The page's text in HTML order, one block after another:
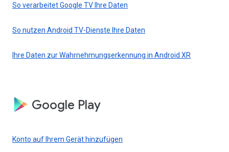
So verarbeitet Google TV Ihre Daten
So nutzen Android TV-Dienste Ihre Daten
Ihre Daten zur Wahrnehmungserkennung in Android XR
Google Play
Konto auf Ihrem Gerät hinzufügen